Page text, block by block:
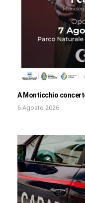
A Monticchio
6 Agosto 2026